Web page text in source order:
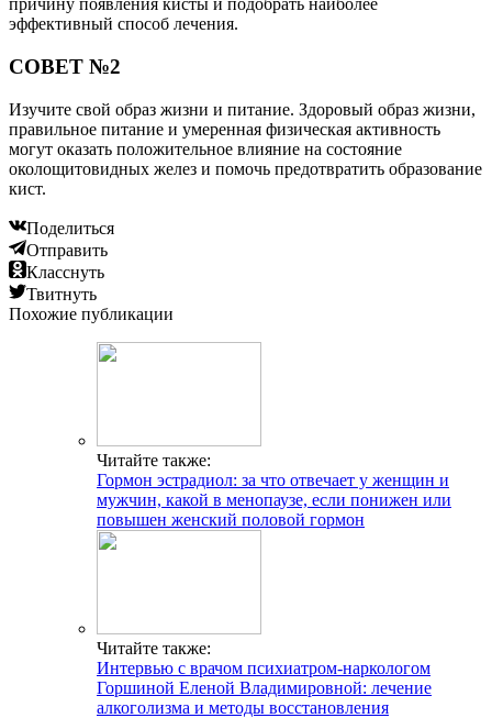
причину появления кисты и подобрать наиболее
эффективный способ лечения.
СОВЕТ №2
Изучите свой образ жизни и питание. Здоровый образ жизни,
правильное питание и умеренная физическая активность
могут оказать положительное влияние на состояние
околощитовидных желез и помочь предотвратить образование
кист.
Поделиться
Отправить
Класснуть
Твитнуть
Похожие публикации
Читайте также:
Гормон эстрадиол: за что отвечает у женщин и
мужчин, какой в менопаузе, если понижен или
повышен женский половой гормон
Читайте также:
Интервью с врачом психиатром-наркологом
Горшиной Еленой Владимировной: лечение
алкоголизма и методы восстановления